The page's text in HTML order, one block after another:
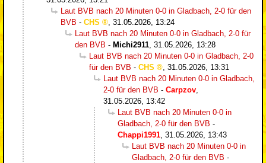
Laut BVB nach 20 Minuten 0-0 in Gladbach, 2-0 für den
BVB - CHS
31.05.2026, 13:24
Laut BVB nach 20 Minuten 0-0 in Gladbach, 2-0 für
den BVB - Michi2911 31.05.2026, 13:28
Laut BVB nach 20 Minuten 0-0 in Gladbach, 2-0
für den BVB - CHS
31.05.2026, 13:31
Laut BVB nach 20 Minuten 0-0 in Gladbach,
2-0 für den BVB - Carpzov
31.05.2026, 13:42
Laut BVB nach 20 Minuten 0-0 in
Gladbach, 2-0 für den BVB -
Chappi1991 31.05.2026, 13:43
Laut BVB nach 20 Minuten 0-0 in
Gladbach, 2-0 für den BVB -